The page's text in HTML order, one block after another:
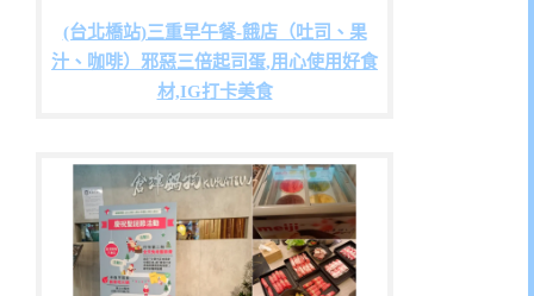
(台北橋站)三重早午餐-餓店（吐司、果
汁、咖啡）邪惡三倍起司蛋,用心使用好食
材,IG打卡美食